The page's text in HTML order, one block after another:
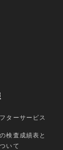
ターサービス
検査成績表と
いて